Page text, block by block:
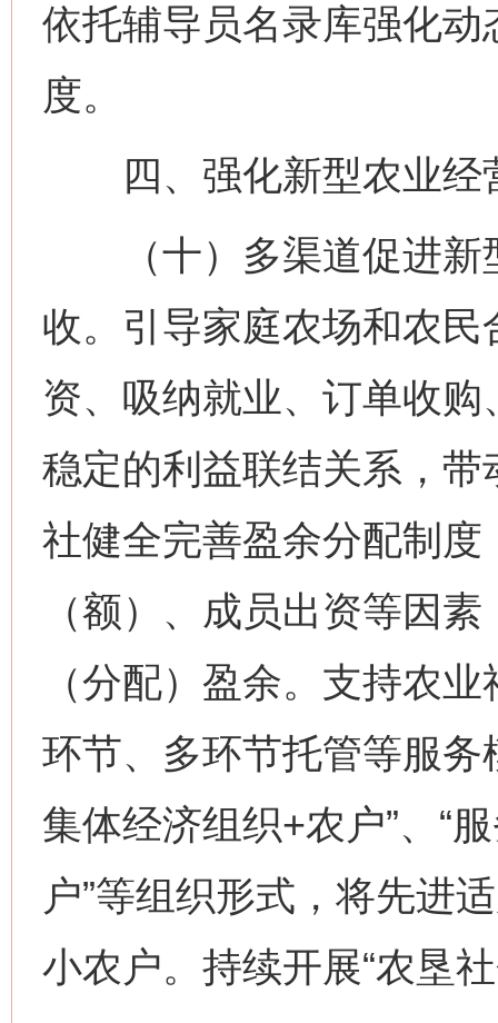
依托辅导员名录库强化
度。
四、强化新型农业经
（十）多渠道促进新
收。引导家庭农场和农
资、吸纳就业、订单收
稳定的利益联结关系，
社健全完善盈余分配制
（额）、成员出资等因
（分配）盈余。支持农
环节、多环节托管等服务
集体经济组织+农户”、“
户”等组织形式，将先进
小农户。持续开展“农垦